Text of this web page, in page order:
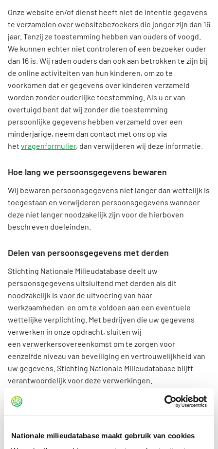
Nationale milieudatabase maakt gebruik van cookies
Onze website en/of dienst heeft niet de intentie gegevens
te verzamelen over websitebezoekers die jonger zijn dan 16
jaar. Tenzij ze toestemming hebben van ouders of voogd.
We kunnen echter niet controleren of een bezoeker ouder
dan 16 is. Wij raden ouders dan ook aan betrokken te zijn bij
de online activiteiten van hun kinderen, om zo te
voorkomen dat er gegevens over kinderen verzameld
worden zonder ouderlijke toestemming. Als u er van
overtuigd bent dat wij zonder die toestemming
persoonlijke gegevens hebben verzameld over een
minderjarige, neem dan contact met ons op via
het vragenformulier, dan verwijderen wij deze informatie.
Hoe lang we persoonsgegevens bewaren
Wij bewaren persoonsgegevens niet langer dan wettelijk is
toegestaan en verwijderen persoonsgegevens wanneer
deze niet langer noodzakelijk zijn voor de hierboven
beschreven doeleinden.
Delen van persoonsgegevens met derden
Stichting Nationale Milieudatabase deelt uw
persoonsgegevens uitsluitend met derden als dit
noodzakelijk is voor de uitvoering van haar
werkzaamheden en om te voldoen aan een eventuele
wettelijke verplichting. Met bedrijven die uw gegevens
verwerken in onze opdracht, sluiten wij
een verwerkersovereenkomst om te zorgen voor
eenzelfde niveau van beveiliging en vertrouwelijkheid van
uw gegevens. Stichting Nationale Milieudatabase blijft
verantwoordelijk voor deze verwerkingen.
buiten de Europese Economische Ruimte. Als dit toch
gebeurt, zorgt NMD voor passende waarborgen, zoals